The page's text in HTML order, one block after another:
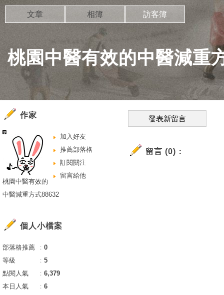
桃園中醫有效的中醫減重
文章 相簿 訪客簿
發表新留言
留言 (0)：
作家
加入好友
推薦部落格
訂閱關注
留言給他
桃園中醫有效的
中醫減重方式88632
個人小檔案
部落格推薦 ： 0
等級
： 5
點閱人氣
： 6,379
本日人氣
： 6